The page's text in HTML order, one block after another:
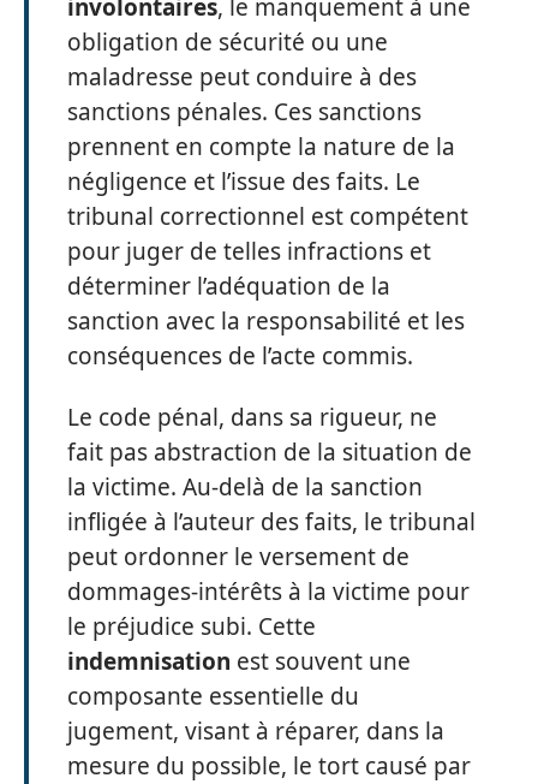
involontaires, le manquement à une
obligation de sécurité ou une
maladresse peut conduire à des
sanctions pénales. Ces sanctions
prennent en compte la nature de la
négligence et l’issue des faits. Le
tribunal correctionnel est compétent
pour juger de telles infractions et
déterminer l’adéquation de la
sanction avec la responsabilité et les
conséquences de l’acte commis.
Le code pénal, dans sa rigueur, ne
fait pas abstraction de la situation de
la victime. Au-delà de la sanction
infligée à l’auteur des faits, le tribunal
peut ordonner le versement de
dommages-intérêts à la victime pour
le préjudice subi. Cette
indemnisation est souvent une
composante essentielle du
jugement, visant à réparer, dans la
mesure du possible, le tort causé par